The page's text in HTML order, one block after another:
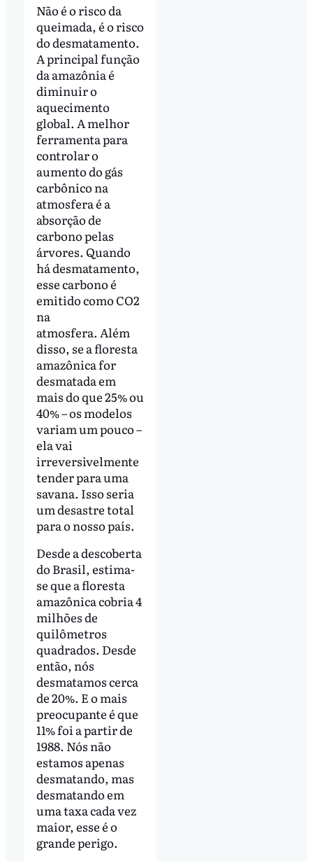
Não é o risco da
queimada, é o risco
do desmatamento.
A principal função
da amazônia é
diminuir o
aquecimento
global. A melhor
ferramenta para
controlar o
aumento do gás
carbônico na
atmosfera é a
absorção de
carbono pelas
árvores. Quando
há desmatamento,
esse carbono é
emitido como CO2
na
atmosfera. Além
disso, se a floresta
amazônica for
desmatada em
mais do que 25% ou
40% – os modelos
variam um pouco –
ela vai
irreversivelmente
tender para uma
savana. Isso seria
um desastre total
para o nosso país.
Desde a descoberta
do Brasil, estima-
se que a floresta
amazônica cobria 4
milhões de
quilômetros
quadrados. Desde
então, nós
desmatamos cerca
de 20%. E o mais
preocupante é que
11% foi a partir de
1988. Nós não
estamos apenas
desmatando, mas
desmatando em
uma taxa cada vez
maior, esse é o
grande perigo.